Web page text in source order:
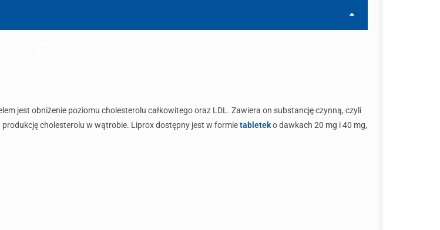
jest obniżenie poziomu cholesterolu całkowitego oraz LDL. Zawiera on substancję czynną, czyli
cholesterolu w wątrobie. Liprox dostępny jest w formietableteko dawkach 20 mg i 40 mg,